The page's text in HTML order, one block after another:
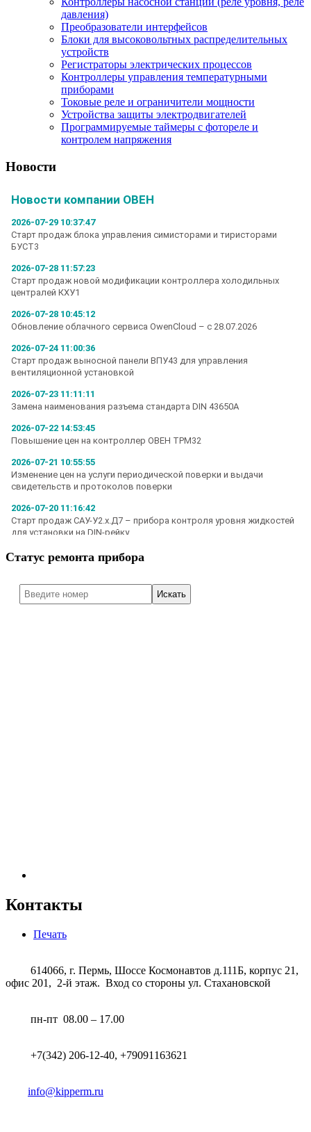
давления)
Преобразователи интерфейсов
Блоки для высоковольтных распределительных
устройств
Регистраторы электрических процессов
Контроллеры управления температурными
приборами
Токовые реле и ограничители мощности
Устройства защиты электродвигателей
Программируемые таймеры с фотореле и
контролем напряжения
Новости
Статус ремонта прибора
Контакты
Печать
614066, г. Пермь, Шоссе Космонавтов д.111Б, корпус 21,
офис 201, 2-й этаж. Вход со стороны ул. Стахановской
пн-пт 08.00 – 17.00
+7(342) 206-12-40, +79091163621
info@kipperm.ru